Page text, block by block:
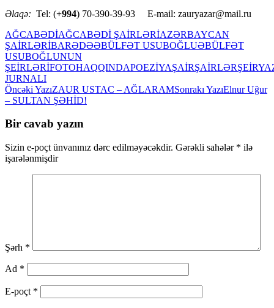
Əlaqə: Tel: (+994) 70-390-39-93 E-mail: zauryazar@mail.ru
AĞCABƏDİAĞCABƏDİ ŞAİRLƏRİAZƏRBAYCAN
ŞAİRLƏRİBARƏDƏƏBÜLFƏT USUBOĞLUƏBÜLFƏT
USUBOĞLUNUN
ŞEİRLƏRİFOTOHAQQINDAPOEZİYAŞAİRŞAİRLƏRŞEİR
JURNALI
Yazılar
üzrə
naviqasiya
Öncəki YazıZAUR USTAC – AĞLARAMSonrakı YazıElnur Uğur
– SULTAN ŞƏHİD!
Bir cavab yazın
Sizin e-poçt ünvanınız dərc edilməyəcəkdir. Gərəkli sahələr * ilə
işarələnmişdir
Şərh *
Ad *
E-poçt *